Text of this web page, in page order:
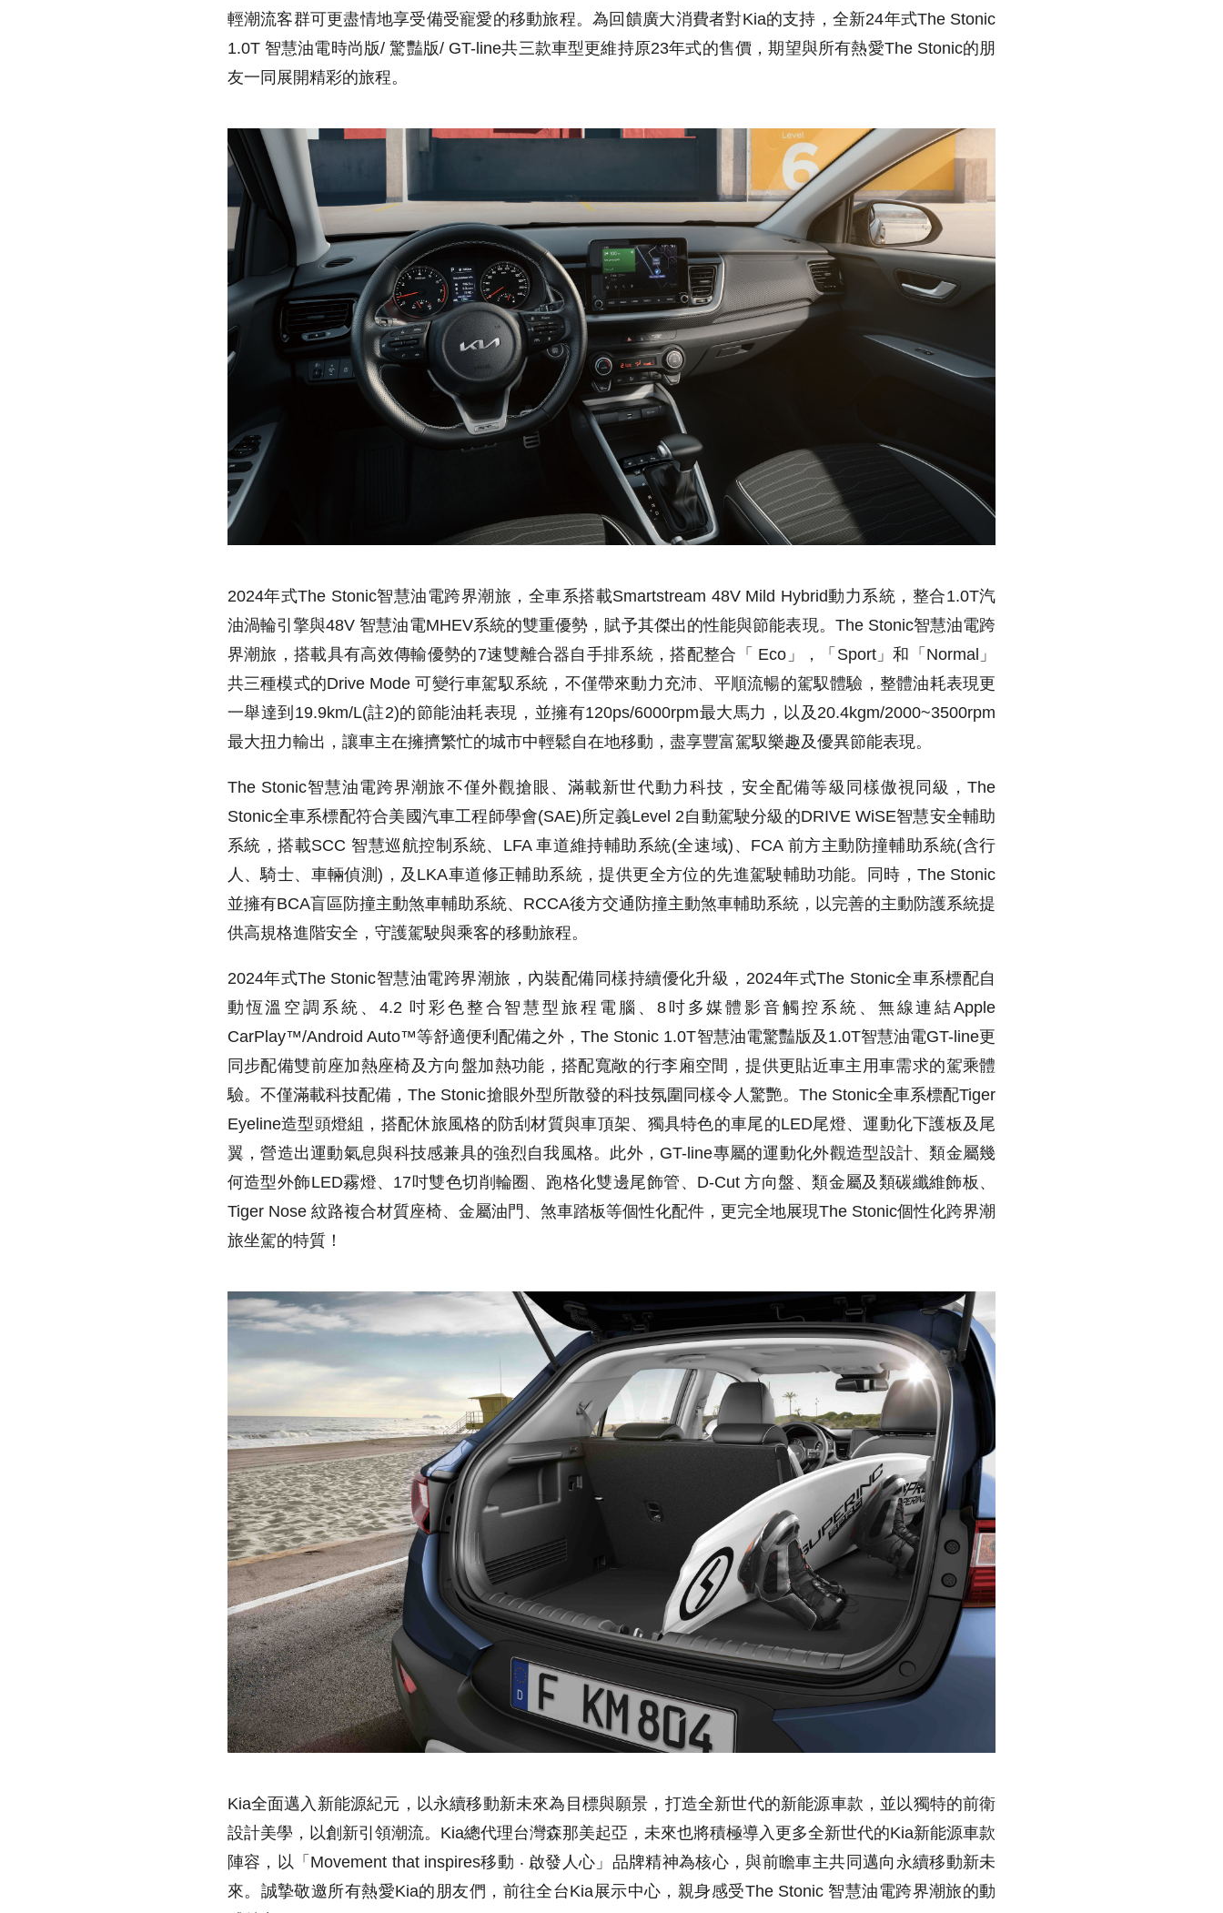
輕潮流客群可更盡情地享受備受寵愛的移動旅程。為回饋廣大消費者對Kia的支持，全新24年式The Stonic
1.0T 智慧油電時尚版/ 驚豔版/ GT-line共三款車型更維持原23年式的售價，期望與所有熱愛The Stonic的朋
友一同展開精彩的旅程。
2024年式The Stonic智慧油電跨界潮旅，全車系搭載Smartstream 48V Mild Hybrid動力系統，整合1.0T汽
油渦輪引擎與48V 智慧油電MHEV系統的雙重優勢，賦予其傑出的性能與節能表現。The Stonic智慧油電跨
界潮旅，搭載具有高效傳輸優勢的7速雙離合器自手排系統，搭配整合「 Eco」，「Sport」和「Normal」
共三種模式的Drive Mode 可變行車駕馭系統，不僅帶來動力充沛、平順流暢的駕馭體驗，整體油耗表現更
一舉達到19.9km/L(註2)的節能油耗表現，並擁有120ps/6000rpm最大馬力，以及20.4kgm/2000~3500rpm
最大扭力輸出，讓車主在擁擠繁忙的城市中輕鬆自在地移動，盡享豐富駕馭樂趣及優異節能表現。
The Stonic智慧油電跨界潮旅不僅外觀搶眼、滿載新世代動力科技，安全配備等級同樣傲視同級，The
Stonic全車系標配符合美國汽車工程師學會(SAE)所定義Level 2自動駕駛分級的DRIVE WiSE智慧安全輔助
系統，搭載SCC 智慧巡航控制系統、LFA 車道維持輔助系統(全速域)、FCA 前方主動防撞輔助系統(含行
人、騎士、車輛偵測)，及LKA車道修正輔助系統，提供更全方位的先進駕駛輔助功能。同時，The Stonic
並擁有BCA盲區防撞主動煞車輔助系統、RCCA後方交通防撞主動煞車輔助系統，以完善的主動防護系統提
供高規格進階安全，守護駕駛與乘客的移動旅程。
2024年式The Stonic智慧油電跨界潮旅，內裝配備同樣持續優化升級，2024年式The Stonic全車系標配自
動恆溫空調系統、4.2 吋彩色整合智慧型旅程電腦、8吋多媒體影音觸控系統、無線連結Apple
CarPlay™/Android Auto™等舒適便利配備之外，The Stonic 1.0T智慧油電驚豔版及1.0T智慧油電GT-line更
同步配備雙前座加熱座椅及方向盤加熱功能，搭配寬敞的行李廂空間，提供更貼近車主用車需求的駕乘體
驗。不僅滿載科技配備，The Stonic搶眼外型所散發的科技氛圍同樣令人驚艷。The Stonic全車系標配Tiger
Eyeline造型頭燈組，搭配休旅風格的防刮材質與車頂架、獨具特色的車尾的LED尾燈、運動化下護板及尾
翼，營造出運動氣息與科技感兼具的強烈自我風格。此外，GT-line專屬的運動化外觀造型設計、類金屬幾
何造型外飾LED霧燈、17吋雙色切削輪圈、跑格化雙邊尾飾管、D-Cut 方向盤、類金屬及類碳纖維飾板、
Tiger Nose 紋路複合材質座椅、金屬油門、煞車踏板等個性化配件，更完全地展現The Stonic個性化跨界潮
旅坐駕的特質！
Kia全面邁入 新能源紀元 ，以永續移動新未來為目標與願景，打造全新世代的新能源車款，並以獨特的前衛
設計美學，以創新引領潮流。Kia總代理台灣森那美起亞，未來也將積極導入更多全新世代的Kia新能源車款
陣容，以「Movement that inspires移動 ‧ 啟發人心」品牌精神為核心，與前瞻車主共同邁向永續移動新未
來。誠摯敬邀所有熱愛Kia的朋友們，前往全台Kia展示中心，親身感受The Stonic 智慧油電跨界潮旅的動